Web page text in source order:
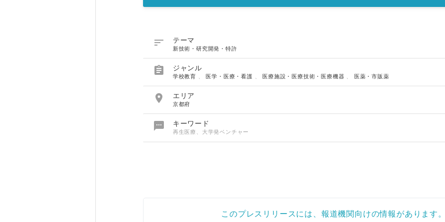
 テーマ
新技術・研究開発・特許
 ジャンル
学校教育 、医学・医療・看護 、医療施設・医療技術・医療機器 医薬・市販薬
 エリア
京都府
 キーワード
再生医療、大学発ベンチャー
このプレスリリースには、報道機関向けの情報があります